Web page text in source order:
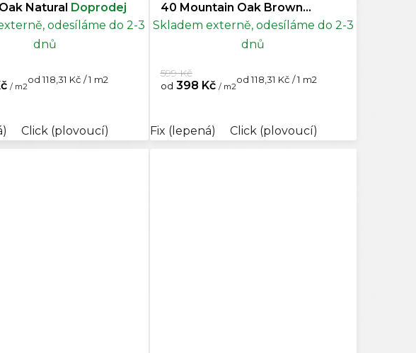
Natural
Doprodej
odesíláme do 2-3
dnů
/ m2
Měrná
cena:
od 118,31 Kč / 1 m2
Click (plovoucí)
40 Mountain Oak Brown
Doprodej
Skladem externě, odesíláme do 2-3
dnů
od 398 Kč / m2
599 Kč
Měrná
cena:
od 118,31 Kč / 1 m2
Fix (lepená) Click (plovoucí)